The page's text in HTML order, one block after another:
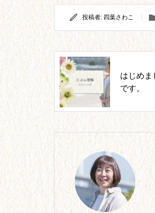
投稿者: 四葉さわこ
はじめま
です。